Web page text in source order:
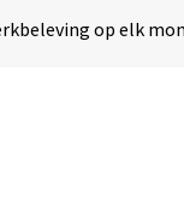
op elk